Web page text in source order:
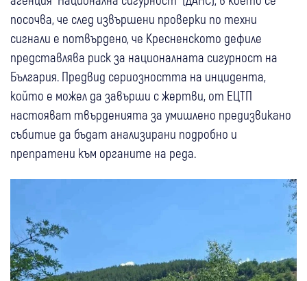
посочва, че след извършени проверки по техни
сигнали е потвърдено, че Кресненското дефиле
представлява риск за националната сигурност на
България. Предвид сериозността на инцидента,
който е можел да завърши с жертви, от ЕЦТП
настояват твърденията за умишлено предизвикано
събитие да бъдат анализирани подробно и
препратени към органите на реда.